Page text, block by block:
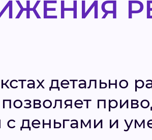
детально
деньгами и